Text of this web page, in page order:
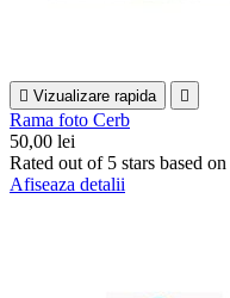
 Vizualizare rapida 
Rama foto Cerb
50,00 lei
Rated out of 5 stars based on
Afiseaza detalii